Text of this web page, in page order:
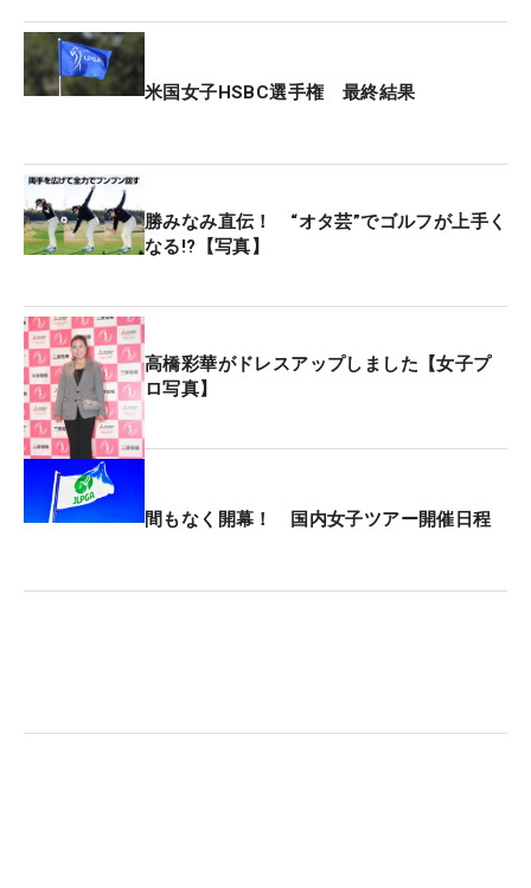
米国女子HSBC選手権 最終結果
勝みなみ直伝！ “オタ芸”でゴルフが上手く
なる!?【写真】
高橋彩華がドレスアップしました【女子プ
ロ写真】
間もなく開幕！ 国内女子ツアー開催日程